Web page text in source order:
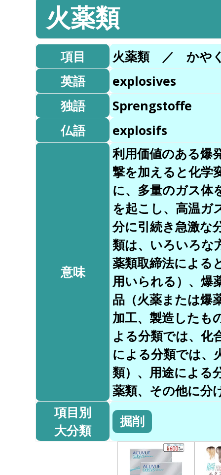
火薬類
項目
火薬類 ／ かや
英語
explosives
独語
Sprengstoffe
仏語
explosifs
意味
利用価値のある爆
撃を加えると化学
に、多量のガス体
を起こし、高温ガ
分に引続き急激な
類は、いろいろな
薬類取締法による
用いられる）、爆
品（火薬または爆
加工、製造したも
よる分類では、化
による分類では、
類）、用途による
薬類、その他に分
項目別
大分類
掘削